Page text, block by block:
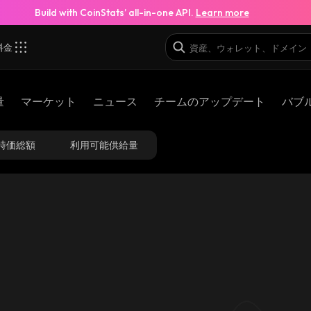
Build with CoinStats’ all-in-one API. Learn more
金
マーケット ニュース チームのアップデート バブ
価総額 利用可能供給量